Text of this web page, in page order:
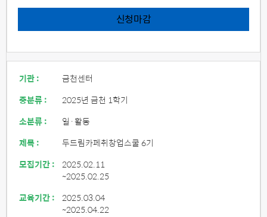
신청마감
기관 :
금천센터
중분류 :
2025년 금천 1학기
소분류 :
일·활동
제목 :
두드림카페취창업스쿨 6기
모집기간 : 2025.02.11
~2025.02.25
교육기간 : 2025.03.04
~2025.04.22